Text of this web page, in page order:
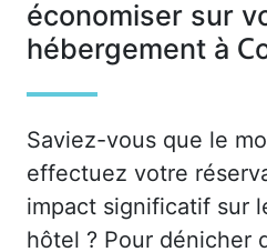
économiser sur
hébergement à
Saviez-vous que le
effectuez votre
impact significatif sur
hôtel ? Pour dénicher